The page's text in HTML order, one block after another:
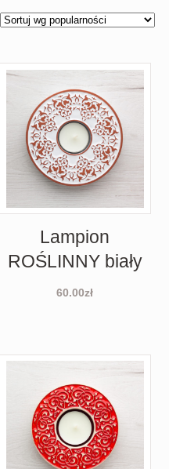
Lampion
ROŚLINNY biały
60.00zł